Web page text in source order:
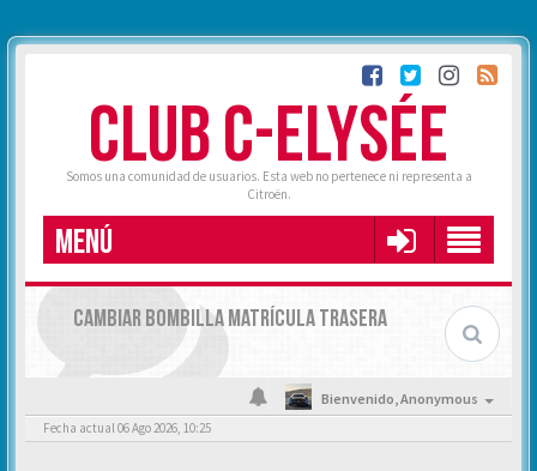
CLUB C-ELYSÉE
Somos una comunidad de usuarios. Esta web no pertenece ni representa a
Citroën.
MENÚ
CAMBIAR BOMBILLA MATRÍCULA TRASERA
Bienvenido,Anonymous
Fecha actual 06 Ago 2026, 10:25